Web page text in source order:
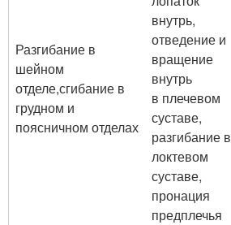
Разгибание в
шейном
отделе,сгибание в
грудном и
поясничном отделах
внутрь,
отведение и
вращение
внутрь
в плечевом
суставе,
разгибание в
локтевом
суставе,
пронация
предплечья